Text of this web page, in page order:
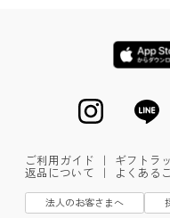
ご利用ガイド ｜ ギフトラ
返品について ｜ よくある
法人のお客さまへ